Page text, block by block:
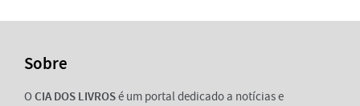
Sobre
OCIA DOS LIVROSé um portal dedicado a notícias e